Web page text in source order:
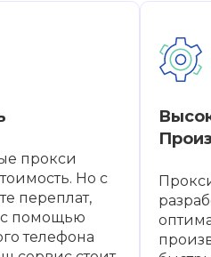
прокси
Но с
переплат,
с помощью
телефона